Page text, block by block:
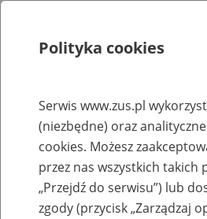
Rejestry, ewidencje i archiwa
Baza
przekształconych
Polityka cookies
Serwis www.zus.pl
(niezbędne) oraz
cookies. Możesz
przez nas wszystkich takich
„Przejdź do serwisu”) lub
zgody (przycisk „Zarządzaj